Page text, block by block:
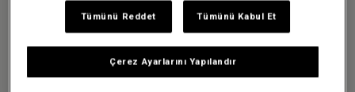
2.239,30 TL
3.199,00 TL -%30
Clash BurgundyÇerez Ayarlarını Yapılandır
Tümünü Reddet Tümünü Kabul Et